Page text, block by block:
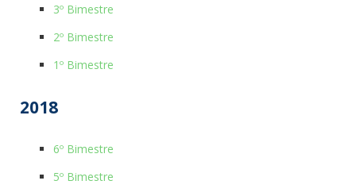
3º Bimestre
2º Bimestre
1º Bimestre
2018
6º Bimestre
5º Bimestre